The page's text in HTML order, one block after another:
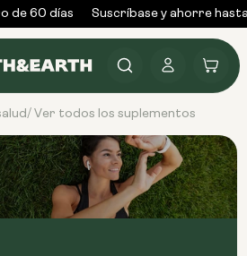
de 60 días Suscríbase y ahorre
ConectarseCarrito
/ Ver todos los suplementos